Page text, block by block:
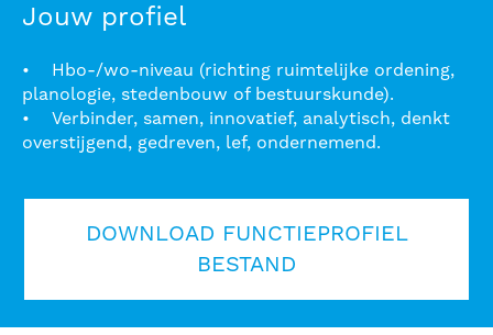
Jouw profiel
• Hbo-/wo-niveau (richting ruimtelijke ordening,
planologie, stedenbouw of bestuurskunde).
• Verbinder, samen, innovatief, analytisch, denkt
overstijgend, gedreven, lef, ondernemend.
DOWNLOAD FUNCTIEPROFIEL
BESTAND